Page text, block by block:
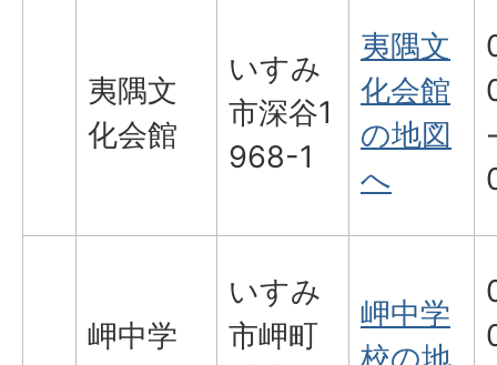
夷隅文
化会館
いすみ
市深谷1
968-1
夷隅文
化会館
の地図
へ
岬中学
いすみ
市岬町
岬中学